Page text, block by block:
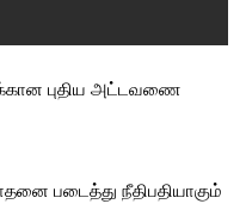
புதிய அட்டவணை
படைத்து நீதிபதியாகும்